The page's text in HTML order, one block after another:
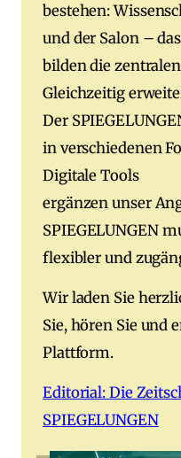
bestehen:
und der Salon –
bilden die
Gleichzeitig
Der
in verschiedenen
Digitale Tools
ergänzen unser
SPIEGELUNGEN
flexibler und
Wir laden Sie
Sie, hören Sie und
Plattform.
Editorial: Die
SPIEGELUNGEN